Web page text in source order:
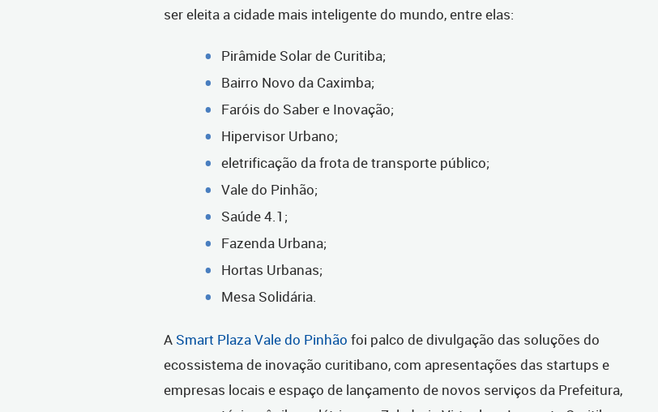
ser eleita a cidade mais inteligente do mundo, entre elas:
Pirâmide Solar de Curitiba;
Bairro Novo da Caximba;
Faróis do Saber e Inovação;
Hipervisor Urbano;
eletrificação da frota de transporte público;
Vale do Pinhão;
Saúde 4.1;
Fazenda Urbana;
Hortas Urbanas;
Mesa Solidária.
A Smart Plaza Vale do Pinhão foi palco de divulgação das soluções do
ecossistema de inovação curitibano, com apresentações das startups e
empresas locais e espaço de lançamento de novos serviços da Prefeitura,